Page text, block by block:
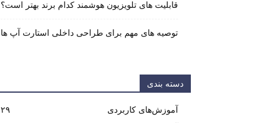
قابلیت های تلویزیون هوشمند کدام برند بهتر است؟
توصیه های مهم برای طراحی داخلی استارت آپ‌ ها
دسته بندی
آموزش‌های کاربردی
۲۹